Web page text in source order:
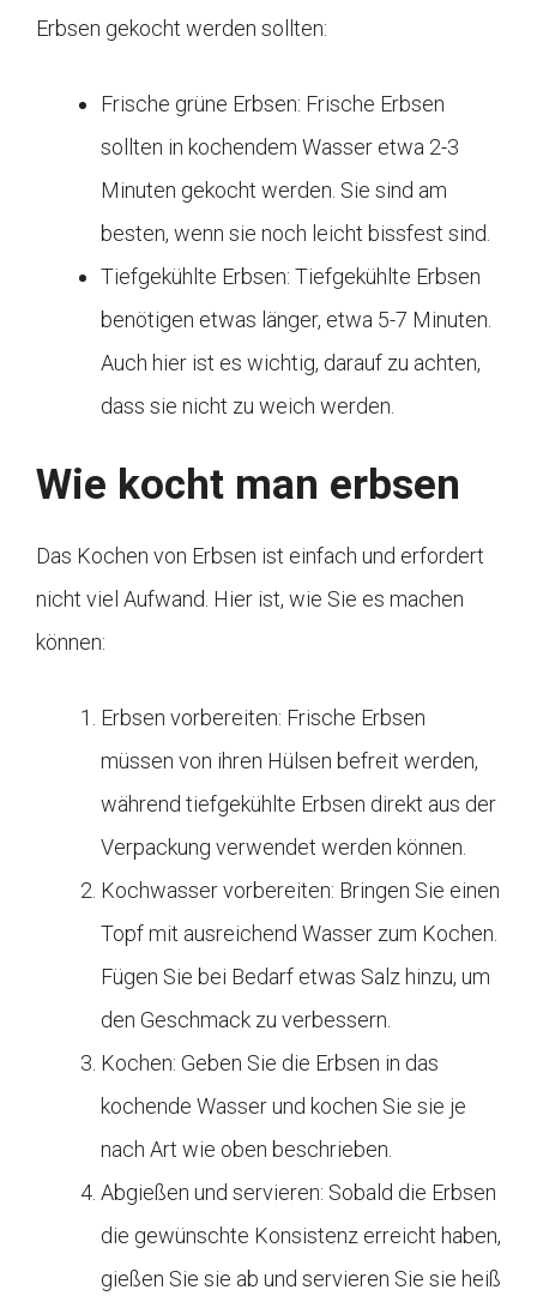
Erbsen gekocht werden sollten:
Frische grüne Erbsen: Frische Erbsen
sollten in kochendem Wasser etwa 2-3
Minuten gekocht werden. Sie sind am
besten, wenn sie noch leicht bissfest sind.
Tiefgekühlte Erbsen: Tiefgekühlte Erbsen
benötigen etwas länger, etwa 5-7 Minuten.
Auch hier ist es wichtig, darauf zu achten,
dass sie nicht zu weich werden.
Wie kocht man erbsen
Das Kochen von Erbsen ist einfach und erfordert
nicht viel Aufwand. Hier ist, wie Sie es machen
können:
Erbsen vorbereiten: Frische Erbsen
müssen von ihren Hülsen befreit werden,
während tiefgekühlte Erbsen direkt aus der
Verpackung verwendet werden können.
Kochwasser vorbereiten: Bringen Sie einen
Topf mit ausreichend Wasser zum Kochen.
Fügen Sie bei Bedarf etwas Salz hinzu, um
den Geschmack zu verbessern.
Kochen: Geben Sie die Erbsen in das
kochende Wasser und kochen Sie sie je
nach Art wie oben beschrieben.
Abgießen und servieren: Sobald die Erbsen
die gewünschte Konsistenz erreicht haben,
gießen Sie sie ab und servieren Sie sie heiß